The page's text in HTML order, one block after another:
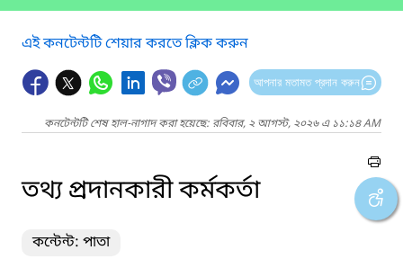
এই কনটেন্টটি শেয়ার করতে ক্লিক করুন
আপনার মতামত প্রদান করুন
কনটেন্টটি শেষ হাল-নাগাদ করা হয়েছে: রবিবার, ২ আগস্ট, ২০২৬ এ ১১:১৪ AM
তথ্য প্রদানকারী কর্মকর্তা
কন্টেন্ট: পাতা